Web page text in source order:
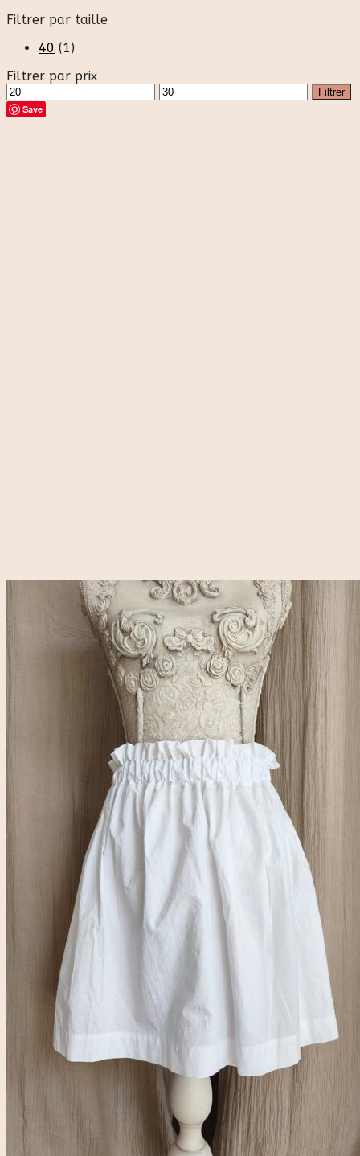
Filtrer par taille
40 (1)
Filtrer par prix
Prix
min
Prix
max
Filtrer
Save